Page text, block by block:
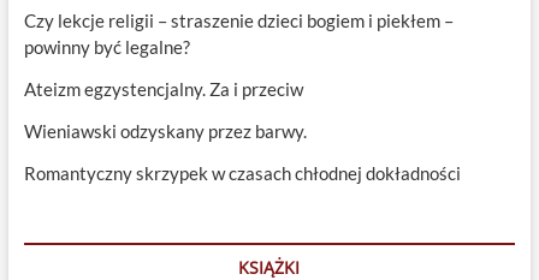
Czy lekcje religii – straszenie dzieci bogiem i piekłem –
powinny być legalne?
Ateizm egzystencjalny. Za i przeciw
Wieniawski odzyskany przez barwy.
Romantyczny skrzypek w czasach chłodnej dokładności
KSIĄŻKI